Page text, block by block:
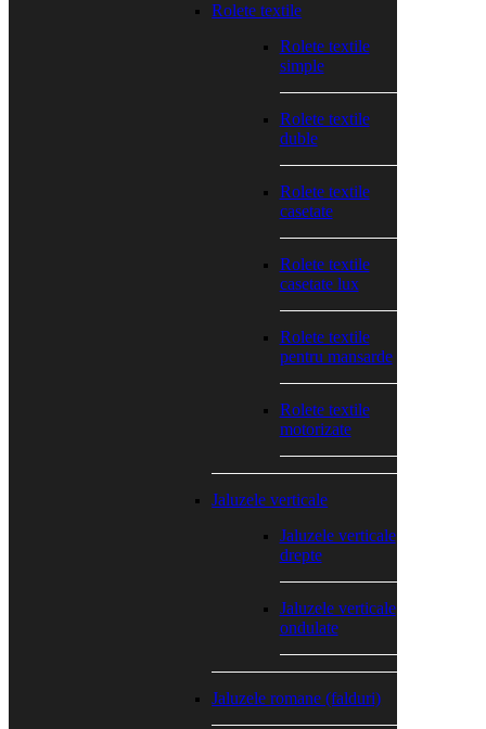
Rolete textile
Rolete textile
simple
Rolete textile
duble
Rolete textile
casetate
Rolete textile
casetate lux
Rolete textile
pentru mansarde
Rolete textile
motorizate
Jaluzele verticale
Jaluzele verticale
drepte
Jaluzele verticale
ondulate
Jaluzele romane (falduri)